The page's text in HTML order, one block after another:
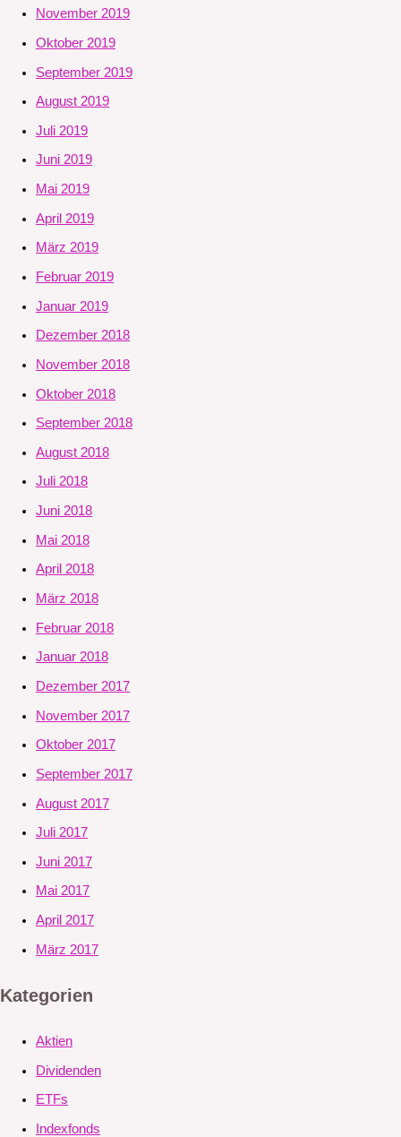
November 2019
Oktober 2019
September 2019
August 2019
Juli 2019
Juni 2019
Mai 2019
April 2019
März 2019
Februar 2019
Januar 2019
Dezember 2018
November 2018
Oktober 2018
September 2018
August 2018
Juli 2018
Juni 2018
Mai 2018
April 2018
März 2018
Februar 2018
Januar 2018
Dezember 2017
November 2017
Oktober 2017
September 2017
August 2017
Juli 2017
Juni 2017
Mai 2017
April 2017
März 2017
Kategorien
Aktien
Dividenden
ETFs
Indexfonds